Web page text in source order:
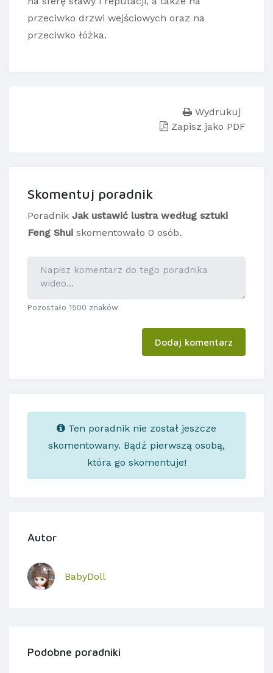
przeciwko drzwi wejściowych oraz na
przeciwko łóżka.
Wydrukuj
Zapisz jako PDF
Skomentuj poradnik
Poradnik Jak ustawić lustra według sztuki
Feng Shui skomentowało 0 osób.
Pozostało 1500 znaków
Dodaj komentarz
Ten poradnik nie został jeszcze
skomentowany. Bądź pierwszą osobą,
która go skomentuje!
Autor
BabyDoll
Podobne poradniki